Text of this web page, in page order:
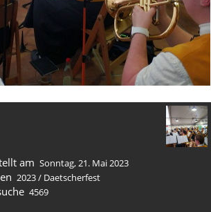
am Sonntag, 21. Mai 2023
2023/ Daetscherfest
4569